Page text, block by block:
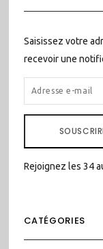
Saisissez votre
recevoir une
ADRESSE
E-
Rejoignez les 34
CATÉGORIES